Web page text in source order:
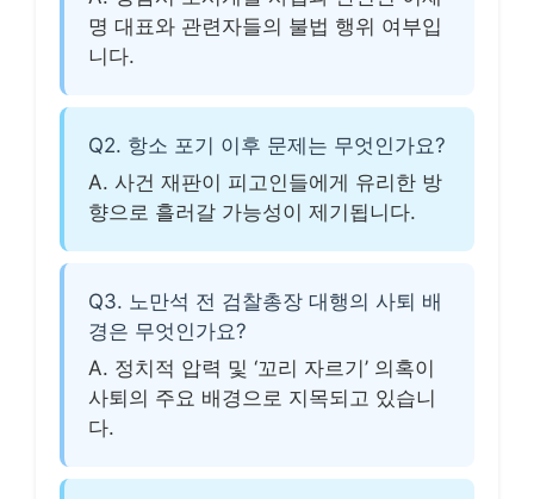
명 대표와 관련자들의 불법 행위 여부입
니다.
Q2. 항소 포기 이후 문제는 무엇인가요?
A. 사건 재판이 피고인들에게 유리한 방
향으로 흘러갈 가능성이 제기됩니다.
Q3. 노만석 전 검찰총장 대행의 사퇴 배
경은 무엇인가요?
A. 정치적 압력 및 ‘꼬리 자르기’ 의혹이
사퇴의 주요 배경으로 지목되고 있습니
다.